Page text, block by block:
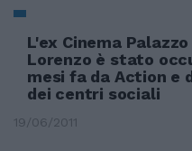
L'ex Cinema Palazzo
Lorenzo è stato
mesi fa da Action e
dei centri sociali
19/06/2011